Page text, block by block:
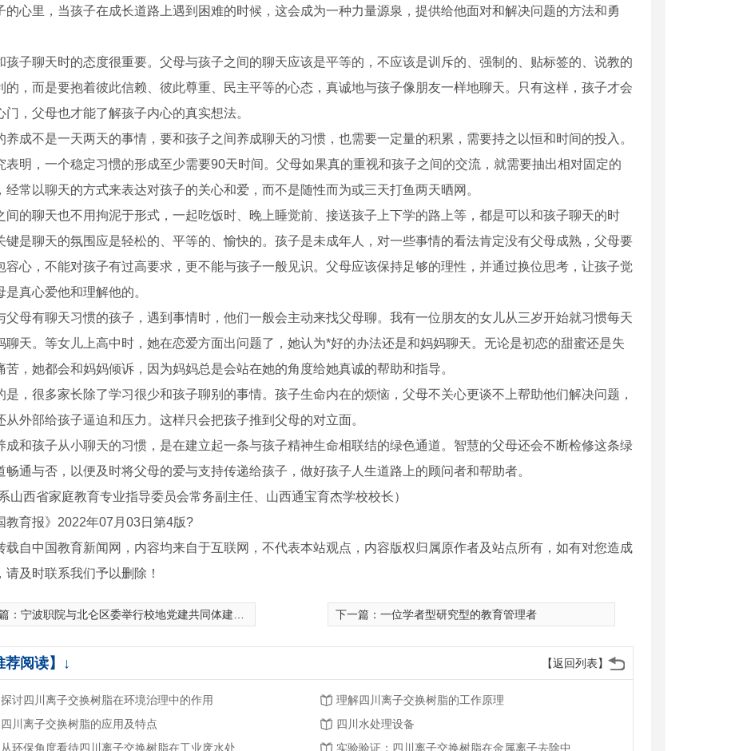
硫剂厂家 成都活性炭脱硫剂厂家
的心里，当孩子在成长道路上遇到困难的时候，这会成为一种力量源泉，提供给他面对和解决问题的方法和勇
孩子聊天时的态度很重要。父母与孩子之间的聊天应该是平等的，不应该是训斥的、强制的、贴标签的、说教的
的，而是要抱着彼此信赖、彼此尊重、民主平等的心态，真诚地与孩子像朋友一样地聊天。只有这样，孩子才会
门，父母也才能了解孩子内心的真实想法。
养成不是一天两天的事情，要和孩子之间养成聊天的习惯，也需要一定量的积累，需要持之以恒和时间的投入。
表明，一个稳定习惯的形成至少需要90天时间。父母如果真的重视和孩子之间的交流，就需要抽出相对固定的
经常以聊天的方式来表达对孩子的关心和爱，而不是随性而为或三天打鱼两天晒网。
间的聊天也不用拘泥于形式，一起吃饭时、晚上睡觉前、接送孩子上下学的路上等，都是可以和孩子聊天的时
键是聊天的氛围应是轻松的、平等的、愉快的。孩子是未成年人，对一些事情的看法肯定没有父母成熟，父母要
容心，不能对孩子有过高要求，更不能与孩子一般见识。父母应该保持足够的理性，并通过换位思考，让孩子觉
是真心爱他和理解他的。
父母有聊天习惯的孩子，遇到事情时，他们一般会主动来找父母聊。我有一位朋友的女儿从三岁开始就习惯每天
聊天。等女儿上高中时，她在恋爱方面出问题了，她认为*好的办法还是和妈妈聊天。无论是初恋的甜蜜还是失
苦，她都会和妈妈倾诉，因为妈妈总是会站在她的角度给她真诚的帮助和指导。
是，很多家长除了学习很少和孩子聊别的事情。孩子生命内在的烦恼，父母不关心更谈不上帮助他们解决问题，
从外部给孩子逼迫和压力。这样只会把孩子推到父母的对立面。
成和孩子从小聊天的习惯，是在建立起一条与孩子精神生命相联结的绿色通道。智慧的父母还会不断检修这条绿
畅通与否，以便及时将父母的爱与支持传递给孩子，做好孩子人生道路上的顾问者和帮助者。
山西省家庭教育专业指导委员会常务副主任、山西通宝育杰学校校长）
教育报》2022年07月03日第4版?
载自中国教育新闻网，内容均来自于互联网，不代表本站观点，内容版权归属原作者及站点所有，如有对您造成
请及时联系我们予以删除！
： 宁波职院与北仑区委举行校地党建共同体建设推进会 下一篇： 一位学者型研究型的教育管理者
【返回列表】
荐阅读】↓
探讨四川离子交换树脂在环境治理中的作用
理解四川离子交换树脂的工作原理
四川离子交换树脂的应用及特点
四川水处理设备